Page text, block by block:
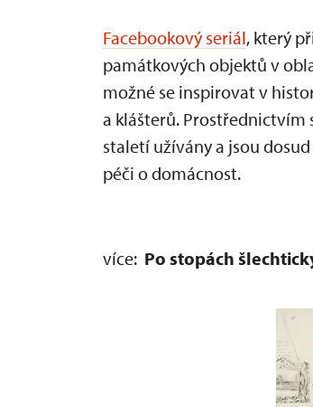
Facebookový seriál, který
památkových objektů v
možné se inspirovat v
a klášterů. Prostřednictvím
staletí užívány a jsou
péči o domácnost.
více: Po stopách